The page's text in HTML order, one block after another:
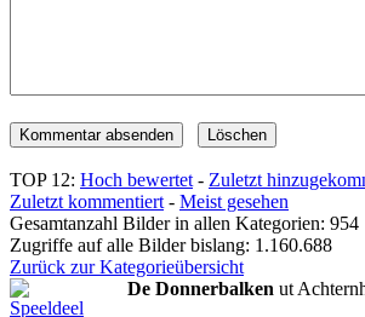
TOP 12: Hoch bewertet - Zuletzt
Zuletzt kommentiert - Meist gesehen
Gesamtanzahl Bilder in allen Kategorien: 954
Zugriffe auf alle Bilder bislang: 1.160.688
Zurück zur Kategorieübersicht
De Donnerbalken ut